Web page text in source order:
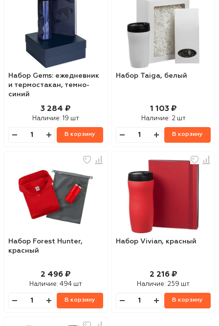
Набор Gems: ежедневник
и термостакан, темно-
синий
3 284 ₽
Наличие: 19 шт
В корзину
Набор Taiga, белый
1 103 ₽
Наличие: 2 шт
В корзину
Набор Forest Hunter,
красный
2 496 ₽
Наличие: 494 шт
В корзину
Набор Vivian, красный
2 216 ₽
Наличие: 259 шт
В корзину